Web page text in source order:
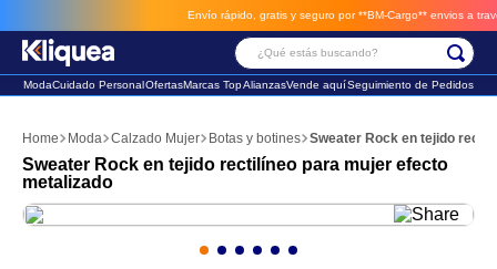
Envío rápido, gratis y seguro por **BM-Cargo** envios a través
¿Qué estás buscando?
ModaCuidado PersonalOfertasMarcas TopAlianzasVende aquíSeguimiento de Pedidos
Moda Calzado Mujer Botas y botines Sweater Rock en tejido
Sweater Rock en tejido rectilíneo para mujer efecto
metalizado
2. sandalia
3. futbol